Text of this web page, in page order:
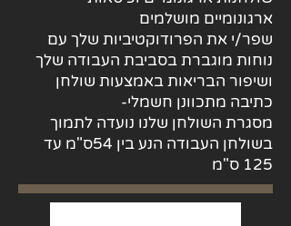
ארגונומיים מושלמים
שפר/י את הפרודוקטיביות שלך עם
נוחות מוגברת בסביבת העבודה שלך
ושיפור הבריאות באמצעות שולחן
כתיבה מתכוונן חשמלי-
מסגרת השולחן שלנו נועדה לתמוך
בשולחן העבודה הנע בין 54ס"מ עד
125 ס"מ